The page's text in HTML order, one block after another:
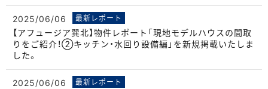
2025/06/06 最新レポート
【アフュージア巽北】物件レポート「現地モデルハウスの間取
りをご紹介！②キッチン・水回り設備編」を新規掲載いたしま
した。
2025/06/06 最新レポート